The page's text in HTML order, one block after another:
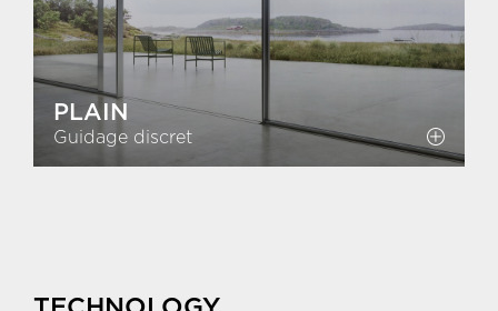
PLAIN
Guidage discret